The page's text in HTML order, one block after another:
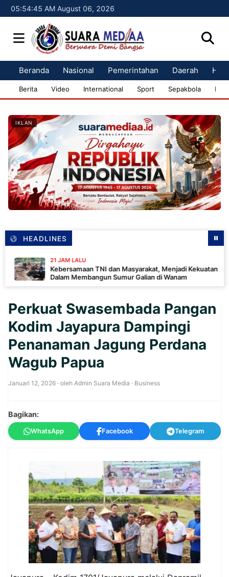
05:54:46 AM August 06, 2026
Beranda Nasional Pemerintahan Daerah
Berita Video International Sport Sepakbola
IKLAN
HEADLINES
21 JAM LALU
Kebersamaan TNI dan Masyarakat, Menjadi Kekuatan TMMD
Dalam Membangun Sumur Galian di Wanam
Perkuat Swasembada Pangan
Kodim Jayapura Dampingi
Penanaman Jagung Perdana
Wagub Papua
Januari 12, 2026 · oleh Admin Suara Media · Business
Bagikan:
WhatsApp Facebook Telegram